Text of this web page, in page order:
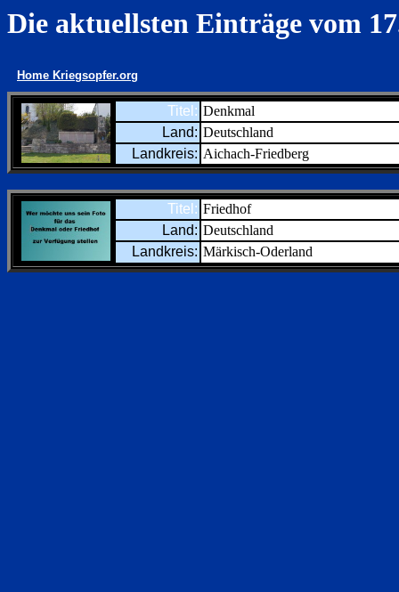
Die aktuellsten Einträge vom
Home Kriegsopfer.org
Titel: Denkmal
Land: Deutschland
Landkreis: Aichach-Friedberg
Titel: Friedhof
Land: Deutschland
Landkreis: Märkisch-Oderland